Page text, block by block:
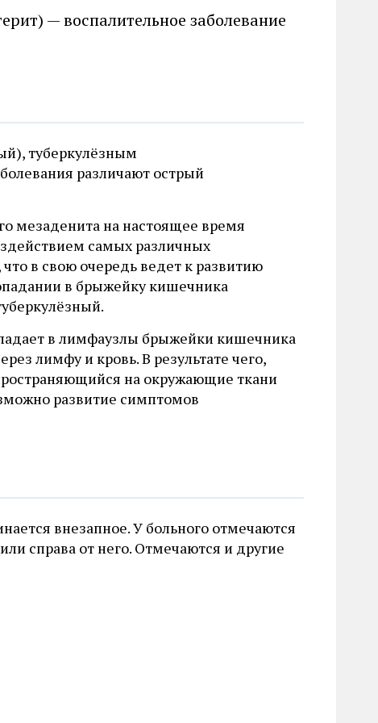
— воспалительное заболевание
туберкулёзным
различают острый
мезаденита на настоящее время
самых различных
в свою очередь ведет к развитию
в брыжейку кишечника
в лимфаузлы брыжейки кишечника
лимфу и кровь. В результате чего,
на окружающие ткани
развитие симптомов
внезапное. У больного отмечаются
справа от него. Отмечаются и другие